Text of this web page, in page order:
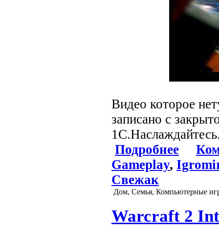
Видео которое
записано с
Подробнее
Gameplay,
Свежак
Дом, Семья, Компьютерные
Warcraft 2